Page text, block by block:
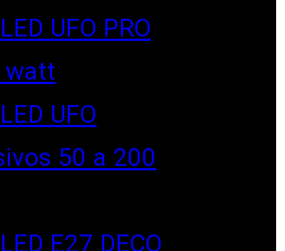
UFO PRO
watt
UFO
50 a 200
E27 DECO